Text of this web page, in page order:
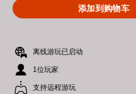
添加到购物车
离线游玩已启动
1位玩家
支持远程游玩